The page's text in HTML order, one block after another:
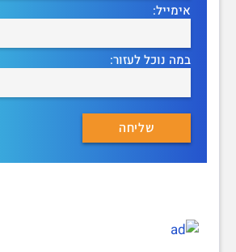
אימייל:
במה נוכל לעזור: